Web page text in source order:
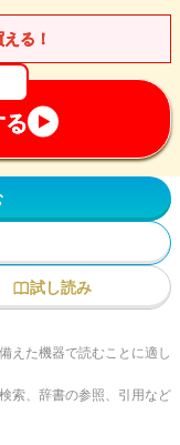
る！
る
試し読み
えた機器で読むことに適し
索、辞書の参照、引用など